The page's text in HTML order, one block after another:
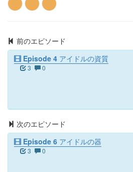
前のエピソード
Episode 4 アイドルの資質
3 0
次のエピソード
Episode 6 アイドルの器
3 0